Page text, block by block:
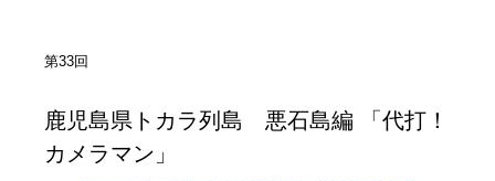
第33回
鹿児島県トカラ列島 悪石島編 「代打！
カメラマン」